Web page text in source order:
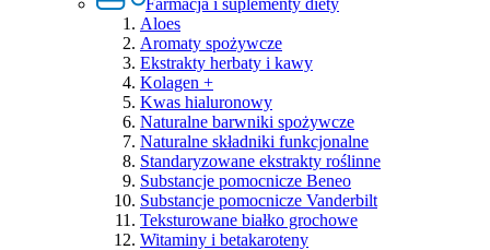
Farmacja i suplementy diety
Aloes
Aromaty spożywcze
Ekstrakty herbaty i kawy
Kolagen +
Kwas hialuronowy
Naturalne barwniki spożywcze
Naturalne składniki funkcjonalne
Standaryzowane ekstrakty roślinne
Substancje pomocnicze Beneo
Substancje pomocnicze Vanderbilt
Teksturowane białko grochowe
Witaminy i betakaroteny